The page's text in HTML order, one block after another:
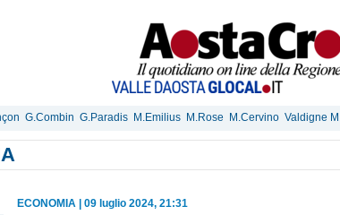
G.Combin G.Paradis M.Emilius M.Rose M.Cervino Valdigne
ECONOMIA 09 luglio 2024, 21:31